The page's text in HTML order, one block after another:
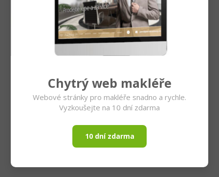
Chytrý web makléře
Webové stránky pro makléře snadno a rychle.
Vyzkoušejte na 10 dní zdarma
10 dní zdarma